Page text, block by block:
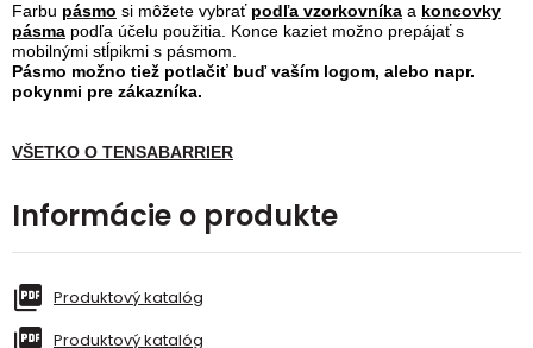
Farbu pásmo si môžete vybrať podľa vzorkovníka a koncovky
pásma podľa účelu použitia. Konce kaziet možno prepájať s
mobilnými stĺpikmi s pásmom.
Pásmo možno tiež potlačiť buď vaším logom, alebo napr.
pokynmi pre zákazníka.
VŠETKO O TENSABARRIER
Informácie o produkte
Produktový katalóg
Produktový katalóg